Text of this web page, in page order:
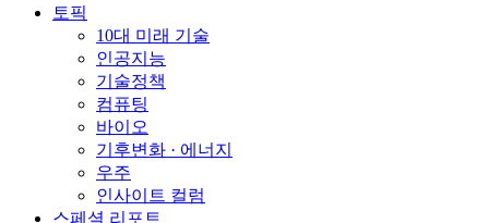
토픽
10대 미래 기술
인공지능
기술정책
컴퓨팅
바이오
기후변화 · 에너지
우주
인사이트 컬럼
스페셜 리포트